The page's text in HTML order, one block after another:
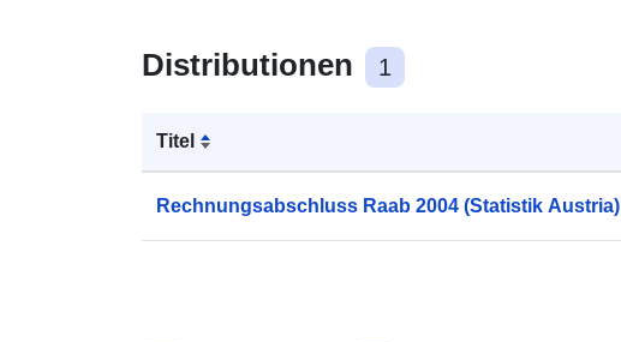
Distributionen 1
Titel
Rechnungsabschluss Raab 2004 (Statistik Austria)